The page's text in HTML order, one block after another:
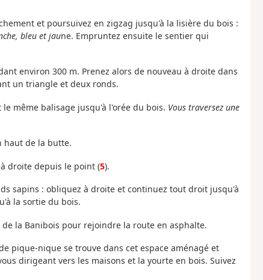
et poursuivez en zigzag jusqu'à la lisière du bois :
bleu et jaune. Empruntez ensuite le sentier qui
environ 300 m. Prenez alors de nouveau à droite dans
un triangle et deux ronds.
même balisage jusqu'à l'orée du bois. Vous traversez une
haut de la butte.
droite depuis le point (5).
sapins : obliquez à droite et continuez tout droit jusqu'à
la sortie du bois.
la Banibois pour rejoindre la route en asphalte.
pique-nique se trouve dans cet espace aménagé et
dirigeant vers les maisons et la yourte en bois. Suivez